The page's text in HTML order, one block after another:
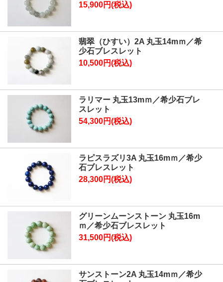
15,900円(税込)
翡翠（ひすい）2A 丸玉14mｍ／希
少石ブレスレット
10,500円(税込)
ラリマー 丸玉13mｍ／希少石ブレ
スレット
54,300円(税込)
ラピスラズリ3A 丸玉16mｍ／希少
石ブレスレット
28,300円(税込)
グリーンムーンストーン 丸玉16m
ｍ／希少石ブレスレット
31,500円(税込)
サンストーン2A 丸玉14mｍ／希少